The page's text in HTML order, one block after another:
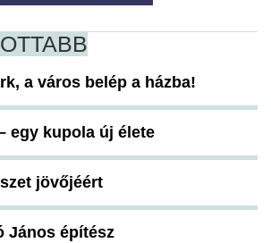
a város belép a házba!
egy kupola új élete
jövőjéért
János építész